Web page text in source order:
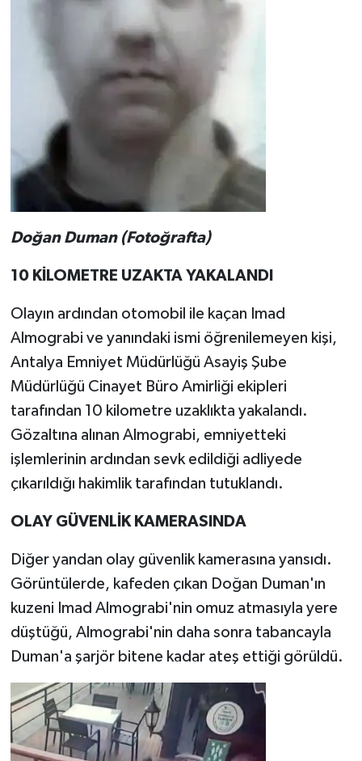
Doğan Duman (Fotoğrafta)
10 KİLOMETRE UZAKTA YAKALANDI
Olayın ardından otomobil ile kaçan Imad
Almograbi ve yanındaki ismi öğrenilemeyen kişi,
Antalya Emniyet Müdürlüğü Asayiş Şube
Müdürlüğü Cinayet Büro Amirliği ekipleri
tarafından 10 kilometre uzaklıkta yakalandı.
Gözaltına alınan Almograbi, emniyetteki
işlemlerinin ardından sevk edildiği adliyede
çıkarıldığı hakimlik tarafından tutuklandı.
OLAY GÜVENLİK KAMERASINDA
Diğer yandan olay güvenlik kamerasına yansıdı.
Görüntülerde, kafeden çıkan Doğan Duman'ın
kuzeni Imad Almograbi'nin omuz atmasıyla yere
düştüğü, Almograbi'nin daha sonra tabancayla
Duman'a şarjör bitene kadar ateş ettiği görüldü.